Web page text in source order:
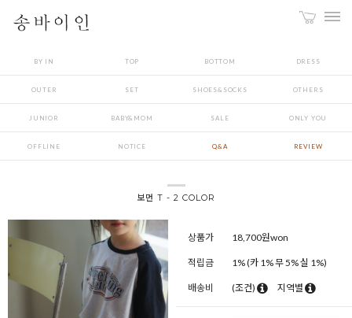
BY IN TOP BOTTOM DRESS
OUTER SET SHOES&SOCKS OTHERS
JUNIOR BABY&MOM SALE ONLY YOU
OFFLINE NOTICE Q&A REVIEW
보먼 T - 2 COLOR
상품가 18,700원won
적립금 1% (카 1% 무 5% 실 1%)
배송비 (조건) 지역별